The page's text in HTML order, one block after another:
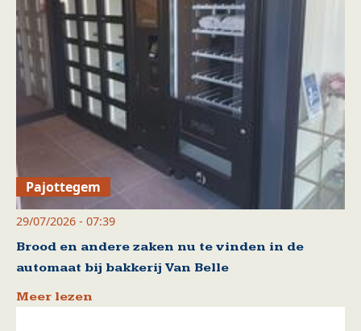
Pajottegem
29/07/2026 - 07:39
Brood en andere zaken nu te vinden in de
automaat bij bakkerij Van Belle
Meer lezen